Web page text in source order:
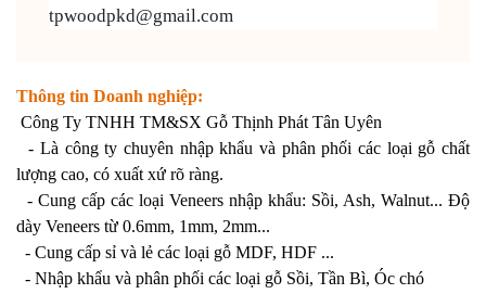
tpwoodpkd@gmail.com
Thông tin Doanh nghiệp:
Công Ty TNHH TM&SX Gỗ Thịnh Phát Tân Uyên
- Là công ty chuyên nhập khẩu và phân phối các loại gỗ chất
lượng cao, có xuất xứ rõ ràng.
- Cung cấp các loại Veneers nhập khẩu: Sồi, Ash, Walnut... Độ
dày Veneers từ 0.6mm, 1mm, 2mm...
- Cung cấp sỉ và lẻ các loại gỗ MDF, HDF ...
- Nhập khẩu và phân phối các loại gỗ Sồi, Tần Bì, Óc chó